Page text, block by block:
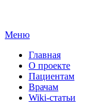
Меню
Главная
О проекте
Пациентам
Врачам
Wiki-статьи